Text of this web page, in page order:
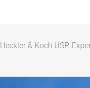
Heckler & Koch USP.